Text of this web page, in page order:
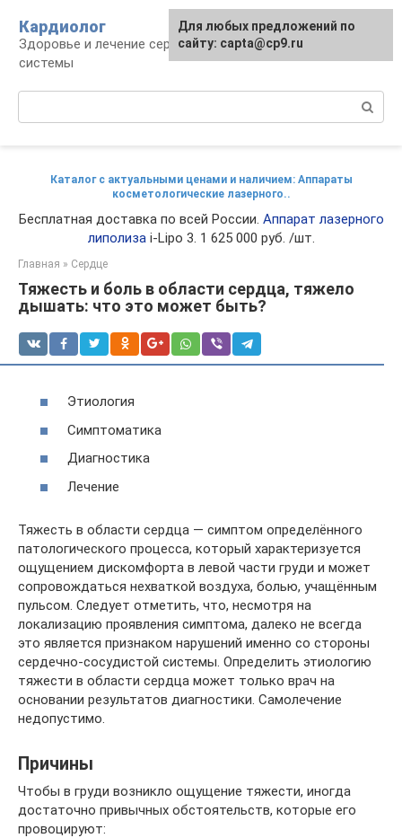
контенту
Кардиолог
Здоровье и лечение сердечно-сосудистой
системы
Каталог с актуальными ценами и наличием: Аппараты
косметологические лазерного..
Бесплатная доставка по всей России. Аппарат лазерного
липолизаi-Lipo 3. 1 625 000 руб. /шт.
Главная » Сердце
Тяжесть и боль в области сердца, тяжело
дышать: что это может быть?
Этиология
Симптоматика
Диагностика
Лечение
Тяжесть в области сердца — симптом определённого
патологического процесса, который характеризуется
ощущением дискомфорта в левой части груди и может
сопровождаться нехваткой воздуха, болью, учащённым
пульсом. Следует отметить, что, несмотря на
локализацию проявления симптома, далеко не всегда
это является признаком нарушений именно со стороны
сердечно-сосудистой системы. Определить этиологию
тяжести в области сердца может только врач на
основании результатов диагностики. Самолечение
недопустимо.
Причины
Чтобы в груди возникло ощущение тяжести, иногда
достаточно привычных обстоятельств, которые его
провоцируют:
Для любых предложений по
сайту: capta@cp9.ru